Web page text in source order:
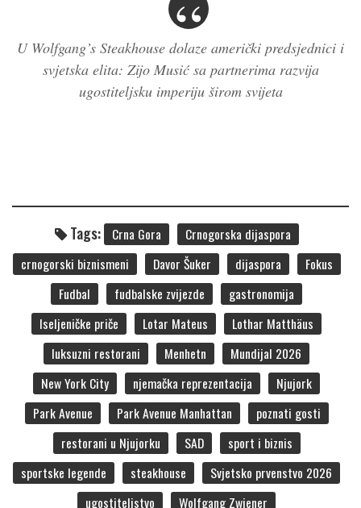
U Wolfgang’s Steakhouse dolaze američki predsjednici i
svjetska elita: Zijo Musić sa partnerima razvija
ugostiteljsku imperiju širom svijeta
Tags: Crna Gora
Crnogorska dijaspora
crnogorski biznismeni
Davor Šuker dijaspora
Fokus
Fudbal
fudbalske zvijezde
gastronomija
Iseljeničke priče
Lotar Mateus
Lothar Matthäus
luksuzni restorani
Menhetn
Mundijal 2026
New York City
njemačka reprezentacija
Njujork
Park Avenue
Park Avenue Manhattan
poznati gosti
restorani u Njujorku
SAD
sport i biznis
sportske legende
steakhouse
Svjetsko prvenstvo 2026
ugostiteljstvo
Wolfgang Zwiener